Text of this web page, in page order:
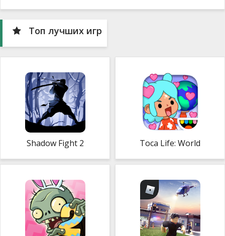
Топ лучших игр
Shadow Fight 2 Toca Life: World